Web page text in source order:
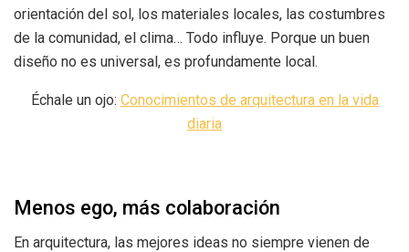
orientación del sol, los materiales locales, las costumbres
de la comunidad, el clima… Todo influye. Porque un buen
diseño no es universal, es profundamente local.
Échale un ojo: Conocimientos de arquitectura en la vida
diaria
Menos ego, más colaboración
En arquitectura, las mejores ideas no siempre vienen de